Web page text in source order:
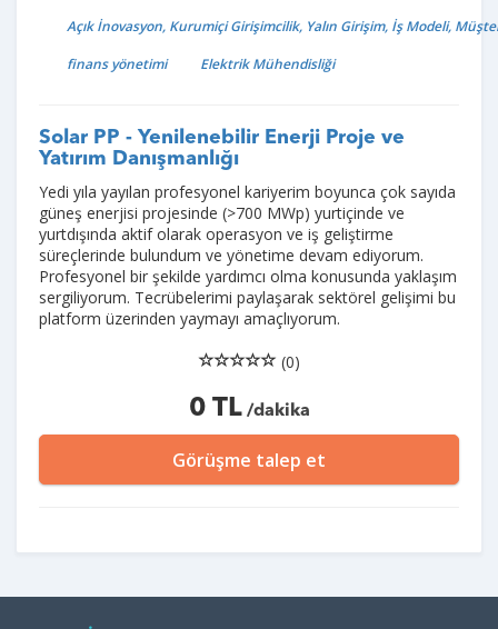
Açık İnovasyon, Kurumiçi Girişimcilik, Yalın Girişim, İş Modeli,
finans yönetimi
Elektrik Mühendisliği
Solar PP - Yenilenebilir Enerji Proje ve
Yatırım Danışmanlığı
Yedi yıla yayılan profesyonel kariyerim boyunca çok sayıda
güneş enerjisi projesinde (>700 MWp) yurtiçinde ve
yurtdışında aktif olarak operasyon ve iş geliştirme
süreçlerinde bulundum ve yönetime devam ediyorum.
Profesyonel bir şekilde yardımcı olma konusunda yaklaşım
sergiliyorum. Tecrübelerimi paylaşarak sektörel gelişimi bu
platform üzerinden yaymayı amaçlıyorum.
(0)
0 TL/dakika
Görüşme talep et